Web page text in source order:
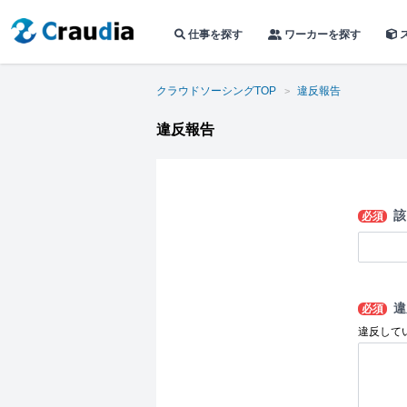
仕事を探す ワーカーを探す
クラウドソーシングTOP 違反報告
違反報告
必須
必須
違反して